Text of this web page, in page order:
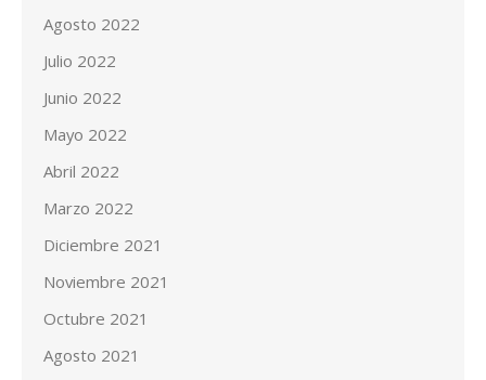
Agosto 2022
Julio 2022
Junio 2022
Mayo 2022
Abril 2022
Marzo 2022
Diciembre 2021
Noviembre 2021
Octubre 2021
Agosto 2021